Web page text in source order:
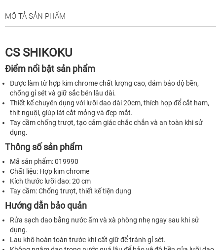
MÔ TẢ SẢN PHẨM
CS SHIKOKU
Điểm nổi bật sản phẩm
Được làm từ hợp kim chrome chất lượng cao, đảm bảo độ bền,
chống gỉ sét và giữ sắc bén lâu dài.
Thiết kế chuyên dụng với lưỡi dao dài 20cm, thích hợp để cắt ham,
thịt nguội, giúp lát cắt mỏng và đẹp mắt.
Tay cầm chống trượt, tạo cảm giác chắc chắn và an toàn khi sử
dụng.
Thông số sản phẩm
Mã sản phẩm: 019990
Chất liệu: Hợp kim chrome
Kích thước lưỡi dao: 20 cm
Tay cầm: Chống trượt, thiết kế tiện dụng
Hướng dẫn bảo quản
Rửa sạch dao bằng nước ấm và xà phòng nhẹ ngay sau khi sử
dụng.
Lau khô hoàn toàn trước khi cất giữ để tránh gỉ sét.